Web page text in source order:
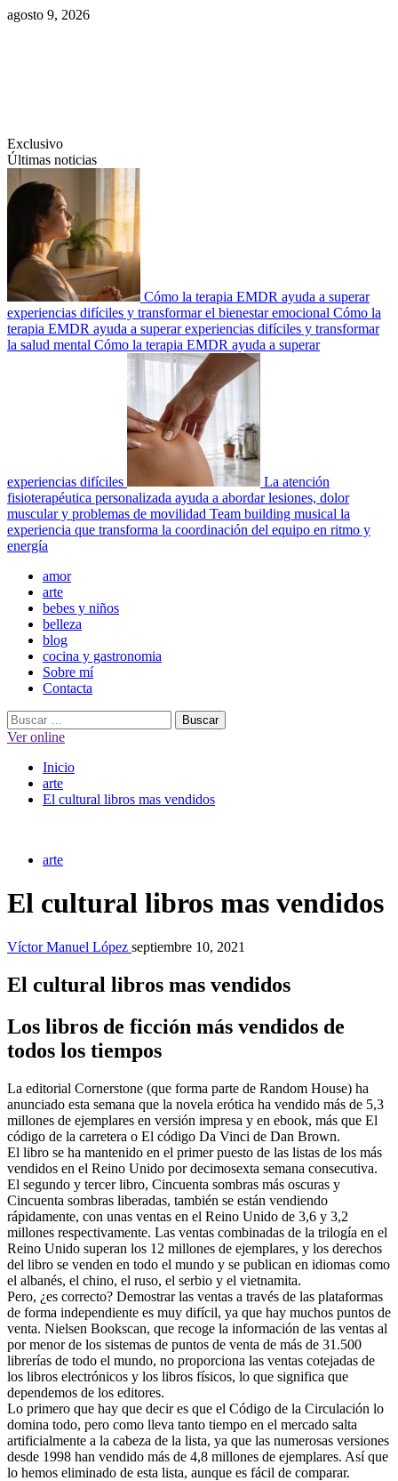
Saltar
agosto 9, 2026
Exclusivo
Últimas noticias
Cómo la terapia EMDR ayuda a superar
experiencias difíciles y transformar el bienestar emocional Cómo la
terapia EMDR ayuda a superar experiencias difíciles y transformar
la salud mental Cómo la terapia EMDR ayuda a superar
experiencias difíciles
La atención
fisioterapéutica personalizada ayuda a abordar lesiones, dolor
muscular y problemas de movilidad Team building musical la
experiencia que transforma la coordinación del equipo en ritmo y
energía
Menú
principal
amor
arte
bebes y niños
belleza
blog
cocina y gastronomia
Sobre mí
Contacta
Buscar:
Ver online
Inicio
arte
El cultural libros mas vendidos
arte
El cultural libros mas vendidos
Víctor Manuel López septiembre 10, 2021
El cultural libros mas vendidos
Los libros de ficción más vendidos de
todos los tiempos
La editorial Cornerstone (que forma parte de Random House) ha
anunciado esta semana que la novela erótica ha vendido más de 5,3
millones de ejemplares en versión impresa y en ebook, más que El
código de la carretera o El código Da Vinci de Dan Brown.
El libro se ha mantenido en el primer puesto de las listas de los más
vendidos en el Reino Unido por decimosexta semana consecutiva.
El segundo y tercer libro, Cincuenta sombras más oscuras y
Cincuenta sombras liberadas, también se están vendiendo
rápidamente, con unas ventas en el Reino Unido de 3,6 y 3,2
millones respectivamente. Las ventas combinadas de la trilogía en el
Reino Unido superan los 12 millones de ejemplares, y los derechos
del libro se venden en todo el mundo y se publican en idiomas como
el albanés, el chino, el ruso, el serbio y el vietnamita.
Pero, ¿es correcto? Demostrar las ventas a través de las plataformas
de forma independiente es muy difícil, ya que hay muchos puntos de
venta. Nielsen Bookscan, que recoge la información de las ventas al
por menor de los sistemas de puntos de venta de más de 31.500
librerías de todo el mundo, no proporciona las ventas cotejadas de
los libros electrónicos y los libros físicos, lo que significa que
dependemos de los editores.
Lo primero que hay que decir es que el Código de la Circulación lo
domina todo, pero como lleva tanto tiempo en el mercado salta
artificialmente a la cabeza de la lista, ya que las numerosas versiones
desde 1998 han vendido más de 4,8 millones de ejemplares. Así que
lo hemos eliminado de esta lista, aunque es fácil de comparar.